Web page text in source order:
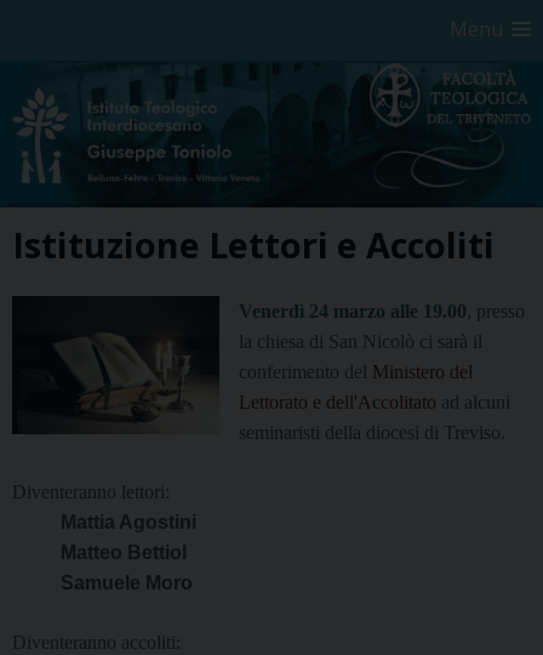
Menu
Istituzione Lettori e Accoliti
Venerdì 24 marzo alle 19.00, presso
la chiesa di San Nicolò ci sarà il
conferimento del Ministero del
Lettorato e dell'Accolitato ad alcuni
seminaristi della diocesi di Treviso.
Diventeranno lettori:
Mattia Agostini
Matteo Bettiol
Samuele Moro
Diventeranno accoliti: